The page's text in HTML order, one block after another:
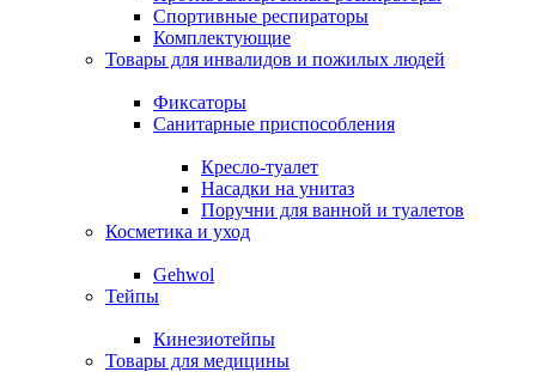
Спортивные респираторы
Комплектующие
Товары для инвалидов и пожилых людей
Фиксаторы
Санитарные приспособления
Кресло-туалет
Насадки на унитаз
Поручни для ванной и туалетов
Косметика и уход
Gehwol
Тейпы
Кинезиотейпы
Товары для медицины